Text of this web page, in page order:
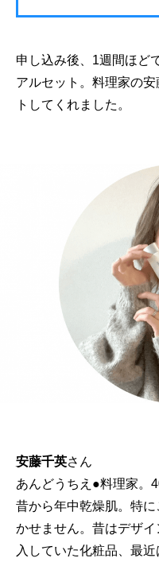
申し込み後、1週間ほど
アルセット。料理家の
トしてくれました。
安藤千英さん
あんどうちえ●料理家。
昔から年中乾燥肌。特
かせません。昔はデザ
入していた化粧品、最